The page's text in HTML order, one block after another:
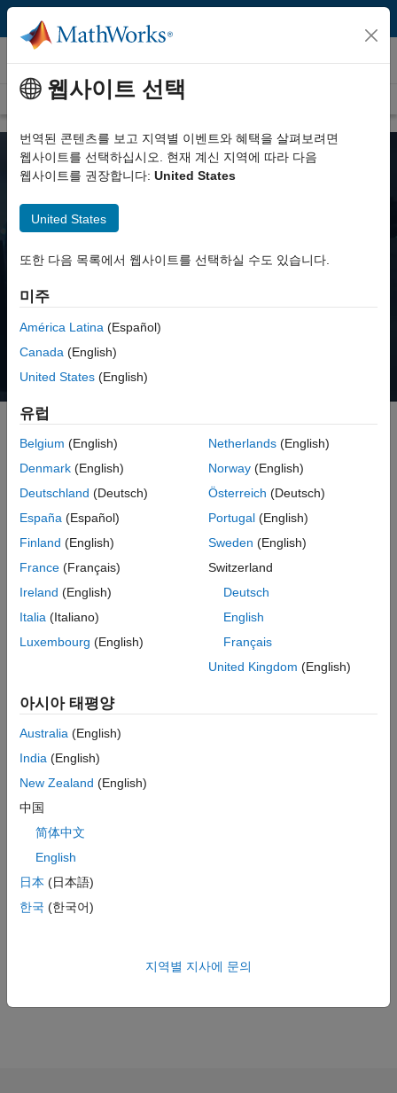
콘텐츠로 바로 가기
로봇공학 및 자율 시스템
개요 로봇 매니퓰레이터 이동 로봇
무인 항공기를 위한
Simulink
영업팀에 문의
및 자율 비행 응용 프로그램 개발 속도를 높일 수 있습니다.
MATLAB 및 Simulink를 사용하여 다음과 같은 작업을 수행할 수
UAV 시스템 아키텍처 모델링 및 분석
환경적 요인을 포함한 상태에서 비행 조종 알고리즘 설계 및 UAV
플랜트 모델로 시뮬레이션
컴퓨터 비전, 라이다 및 레이더 처리, 센서 융합을 위한 사전
폐루프 3D 시뮬레이션 환경에서 UAV 성능 평가
자동으로 생성
MATLAB 및 Simulink에서 UAV 연결 및 제어
UAV 비행 원격 측정 및 페이로드 데이터 분석
“현재 업계의 기대치에 부응하는 속도와 품질을 확보하면서
필요한 결과를 얻는 유일한 방법은 Simulink를 사용한
모델링과 시뮬레이션입니다. 모든 작업을 수작업으로
진행하고 비행 테스트에 전적으로 의존해야 한다면 버그
수정을 위한 반복 과정이 더 많이 필요하고 반복 과정별로
웹사이트 선택
번역된 콘텐츠를 보고 지역별 이벤트와 혜택을 살펴보려면
웹사이트를 선택하십시오. 현재 계신 지역에 따라 다음
웹사이트를 권장합니다: United States
United States
또한 다음 목록에서 웹사이트를 선택하실 수도 있습니다.
미주
América Latina (Español)
Canada (English)
United States (English)
유럽
Belgium (English)
Denmark (English)
Deutschland (Deutsch)
España (Español)
Finland (English)
France (Français)
Ireland (English)
Italia (Italiano)
Luxembourg (English)
Netherlands(English)
Norway(English)
Österreich (Deutsch)
Portugal(English)
Sweden (English)
Switzerland
Deutsch
English
Français
United Kingdom (English)
아시아 태평양
Australia (English)
India (English)
New Zealand (English)
中国
简体中文
English
日本 (日本語)
한국 (한국어)
지역별 지사에 문의